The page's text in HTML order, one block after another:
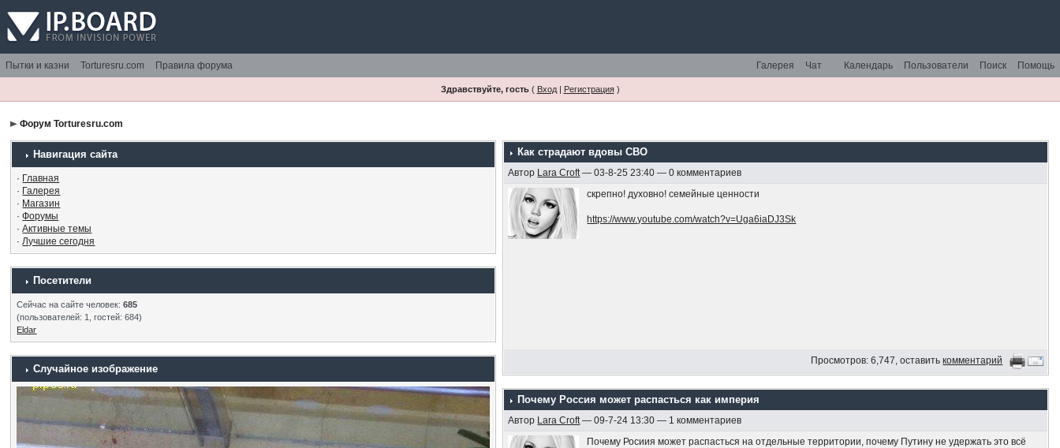
Пытки и казни Torturesru.com Правила форума Помощь
Поиск
Пользователи
Календарь
Чат
Галерея
Здравствуйте, гость( Вход| Регистрация)
Форум Torturesru.com
Навигация сайта
· Главная
· Галерея
· Магазин
·Форумы
·Активные темы
·Лучшие сегодня
Посетители
Сейчас на сайте человек:685
(пользователей: 1, гостей: 684)
Eldar
Случайное изображение
Как страдают вдовы СВО
Автор Lara Croft— 03-8-25 23:40 — 0 комментариев
скрепно! духовно! семейные ценности
https://www.youtube.com/watch?v=Uga6iaDJ3Sk
Просмотров: 6,747, оставитькомментарий
Почему Россия может распасться как империя
Автор Lara Croft— 09-7-24 13:30 — 1 комментариев
Почему Росиия может распасться на отдельные территории, почему Путину не удержать это всё